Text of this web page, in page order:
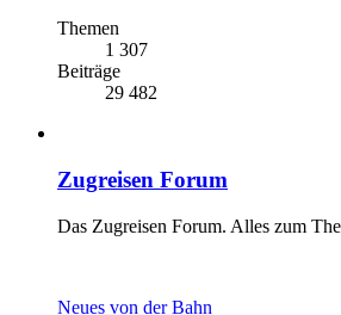
Themen
1 307
Beiträge
29 482
Zugreisen Forum
Das Zugreisen Forum. Alles zum
Neues von der Bahn